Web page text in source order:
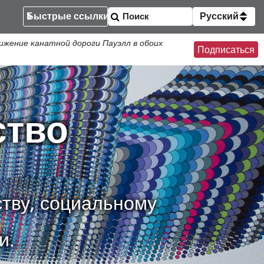
Быстрые ссылки Русский
канатной дороги Пауэлл в обоих
Подписаться
социальному